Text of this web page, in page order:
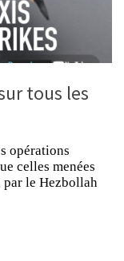
tous les
opérations
celles menées
par le Hezbollah